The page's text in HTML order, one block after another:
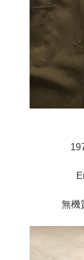
無機